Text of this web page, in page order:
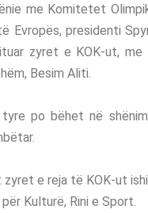
me Komitetet
Evropës, presidenti
zyret e KOK-ut,
Besim Aliti.
po bëhet në
zyret e reja të KOK-ut
Kulturë, Rini e Sport.